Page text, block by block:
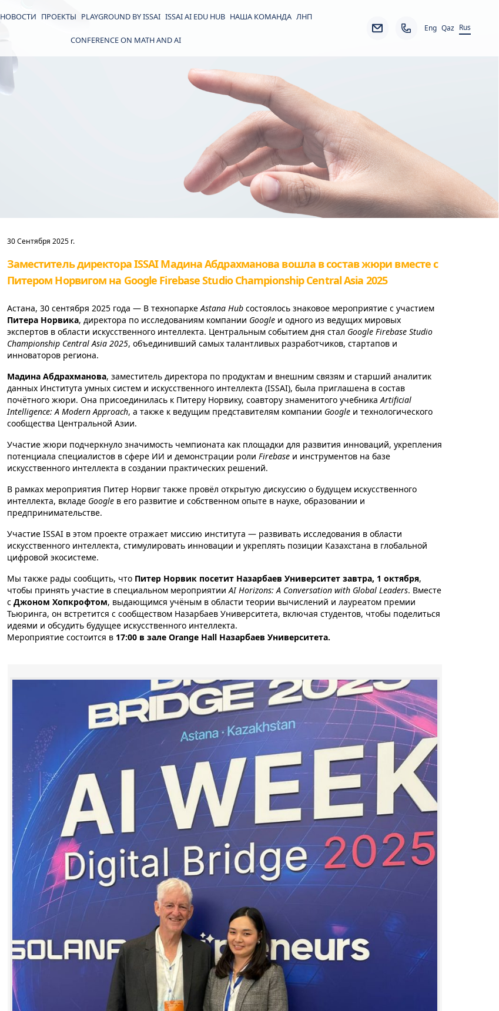
НОВОСТИ ПРОЕКТЫ PLAYGROUND BY ISSAI ISSAI AI EDU HUB НАША КОМАНДА ЛНП
CONFERENCE ON MATH AND AI
Eng Qaz Rus
30 Сентября 2025 г.
Заместитель директора ISSAI Мадина Абдрахманова вошла в состав жюри вместе с
Питером Норвигом на Google Firebase Studio Championship Central Asia 2025
Астана, 30 сентября 2025 года — В технопаркеAstana Hubсостоялось знаковое мероприятие с участием
Питера Норвика, директора по исследованиям компании Googleи одного из ведущих мировых
экспертов в области искусственного интеллекта. Центральным событием дня стал Google Firebase Studio
Championship Central Asia 2025, объединивший самых талантливых разработчиков, стартапов и
инноваторов региона.
Мадина Абдрахманова, заместитель директора по продуктам и внешним связям и старший аналитик
данных Института умных систем и искусственного интеллекта (ISSAI), была приглашена в состав
почётного жюри. Она присоединилась к Питеру Норвику, соавтору знаменитого учебникаArtificial
Intelligence: A Modern Approach, а также к ведущим представителям компании Googleи технологического
сообщества Центральной Азии.
Участие жюри подчеркнуло значимость чемпионата как площадки для развития инноваций, укрепления
потенциала специалистов в сфере ИИ и демонстрации роли Firebaseи инструментов на базе
искусственного интеллекта в создании практических решений.
В рамках мероприятия Питер Норвиг также провёл открытую дискуссию о будущем искусственного
интеллекта, вкладе Googleв его развитие и собственном опыте в науке, образовании и
предпринимательстве.
Участие ISSAI в этом проекте отражает миссию института — развивать исследования в области
искусственного интеллекта, стимулировать инновации и укреплять позиции Казахстана в глобальной
цифровой экосистеме.
Мы также рады сообщить, что Питер Норвик посетит Назарбаев Университет завтра, 1 октября,
чтобы принять участие в специальном мероприятииAI Horizons: A Conversation with Global Leaders. Вместе
с Джоном Хопкрофтом, выдающимся учёным в области теории вычислений и лауреатом премии
Тьюринга, он встретится с сообществом Назарбаев Университета, включая студентов, чтобы поделиться
идеями и обсудить будущее искусственного интеллекта.
Мероприятие состоится в 17:00 в зале Orange Hall Назарбаев Университета.